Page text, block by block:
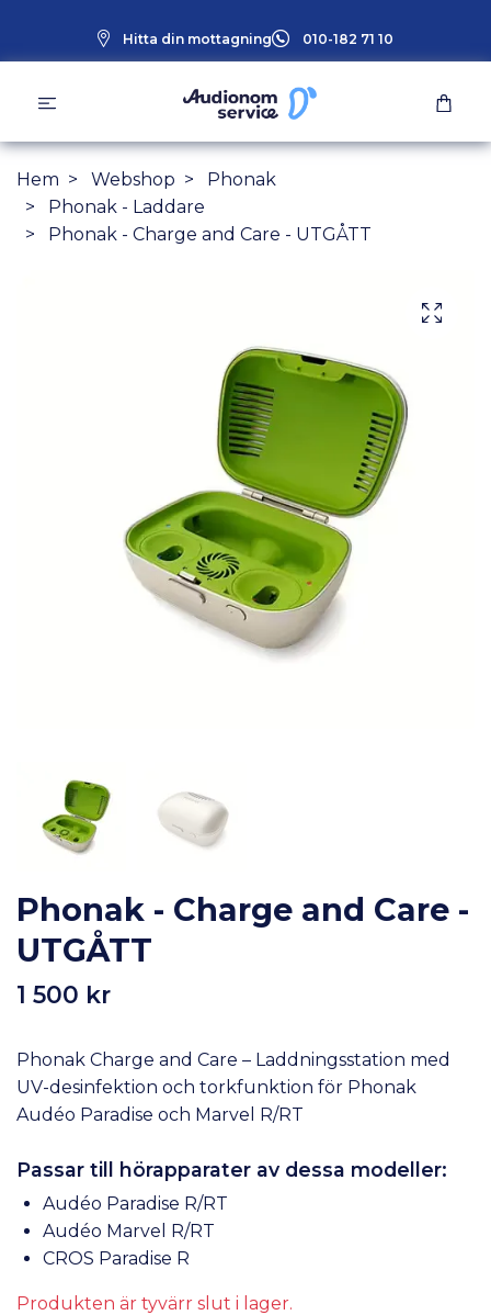
Hitta din mottagning 010-182 71 10
Hem Webshop
Phonak
Phonak - Laddare
Phonak - Charge and Care - UTGÅTT
Phonak - Charge and Care -
UTGÅTT
1 500 kr
Phonak Charge and Care – Laddningsstation med
UV-desinfektion och torkfunktion för Phonak
Audéo Paradise och Marvel R/RT
Passar till hörapparater av dessa modeller:
Audéo Paradise R/RT
Audéo Marvel R/RT
CROS Paradise R
Produkten är tyvärr slut i lager.